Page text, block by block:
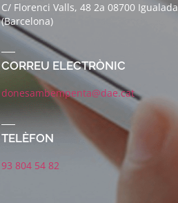
C/ Florenci Valls, 48 2a 08700 Igualada
(Barcelona)
CORREU ELECTRÒNIC
donesambempenta@dae.cat
TELÈFON
93 804 54 82